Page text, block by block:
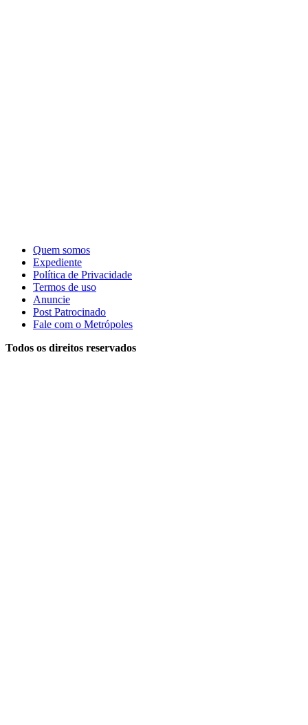
Quem somos
Expediente
Política de Privacidade
Termos de uso
Anuncie
Post Patrocinado
Fale com o Metrópoles
Todos os direitos reservados